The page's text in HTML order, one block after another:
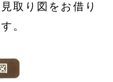
取り図をお借り
。